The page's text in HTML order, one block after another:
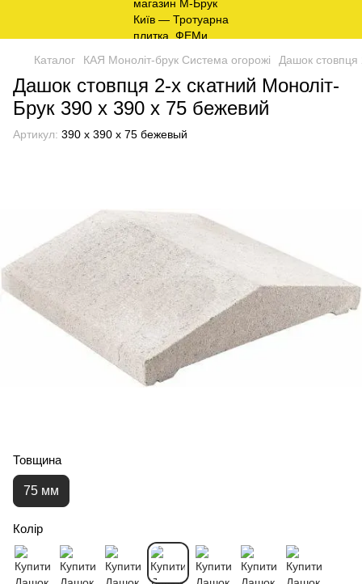
Каталог КАЯ Моноліт-брук Система огорожі Дашок стовпця
Дашок стовпця 2-х скатний Моноліт-
Брук 390 х 390 х 75 бежевий
Артикул: 390 х 390 х 75 бежевый
Товщина
75 мм
Колір